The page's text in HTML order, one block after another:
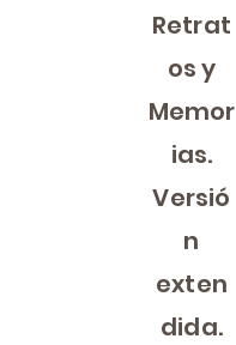
Retrat
os y
Memor
ias.
Versió
n
exten
dida.